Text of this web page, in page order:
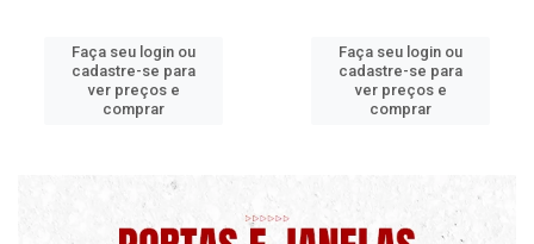
Faça seu login ou
cadastre-se para
ver preços e
comprar
Faça seu login ou
cadastre-se para
ver preços e
comprar